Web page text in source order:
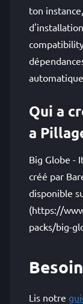
ton
Qui a
a
Big Globe -
créé par
disponible
(https://
packs/big-
Lis notre